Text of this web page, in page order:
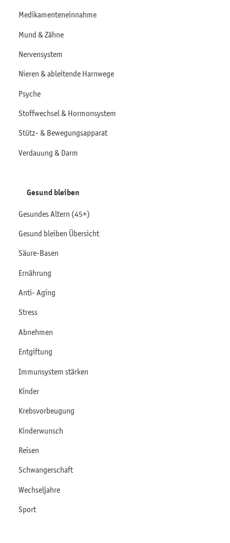
Medikamenteneinnahme
Mund & Zähne
Nervensystem
Nieren & ableitende Harnwege
Psyche
Stoffwechsel & Hormonsystem
Stütz- & Bewegungsapparat
Verdauung & Darm
Gesund bleiben
Gesundes Altern (45+)
Gesund bleiben Übersicht
Säure-Basen
Ernährung
Anti- Aging
Stress
Abnehmen
Entgiftung
Immunsystem stärken
Kinder
Krebsvorbeugung
Kinderwunsch
Reisen
Schwangerschaft
Wechseljahre
Sport